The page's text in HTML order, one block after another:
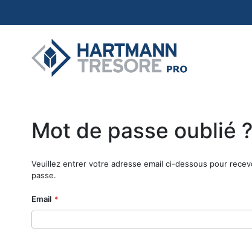
Mot de passe oublié ?
Veuillez entrer votre adresse email ci-dessous pour
passe.
Email